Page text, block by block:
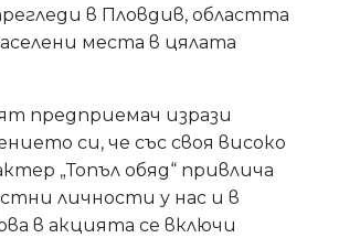
в Пловдив, областта
места в цялата
предприемач изрази
си, че със своя високо
„Топъл обяд“ привлича
личности у нас и в
в акцията се включи